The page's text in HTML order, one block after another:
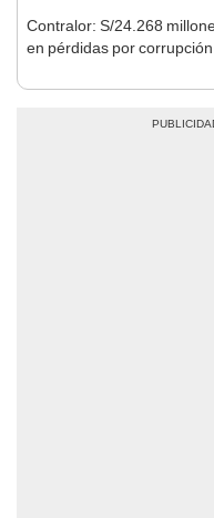
Contralor: S/24.268
en pérdidas por corrupción